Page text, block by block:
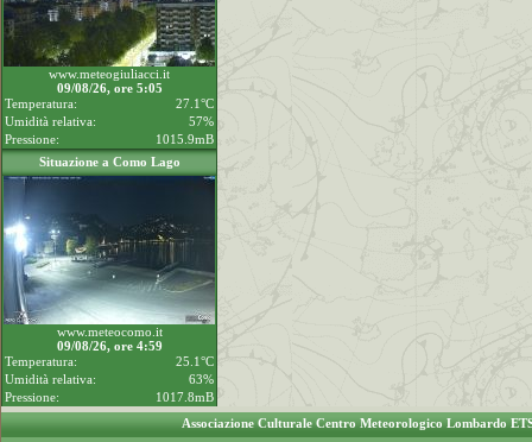
www.meteogiuliacci.it
09/08/26, ore 5:05
Temperatura:
27.1°C
Umidità relativa:
57%
Pressione:
1015.9mB
Situazione a Como Lago
www.meteocomo.it
09/08/26, ore 4:59
Temperatura:
25.1°C
Umidità relativa:
63%
Pressione:
1017.8mB
Associazione Culturale Centro Meteorologico Lombardo